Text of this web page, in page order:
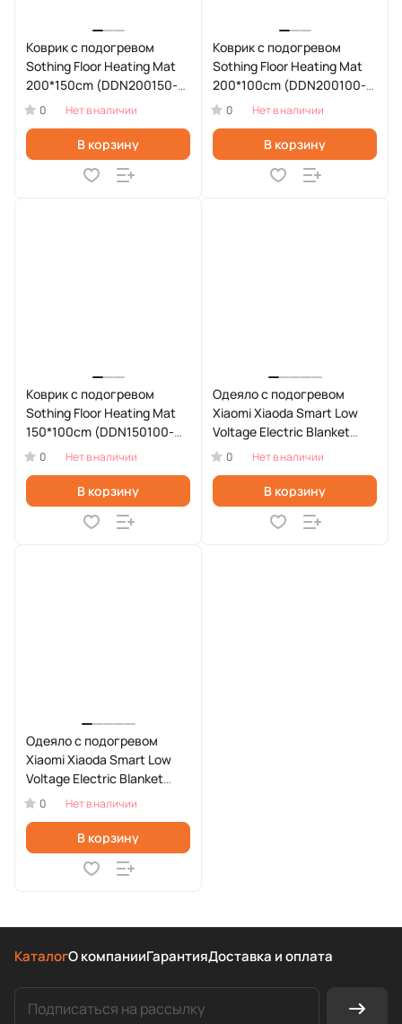
Коврик с подогревом
Sothing Floor Heating Mat
200*150cm (DDN200150-
R1140)
0 Нет в наличии
В корзину
Коврик с подогревом
Sothing Floor Heating Mat
200*100cm (DDN200100-
R760W)
0 Нет в наличии
В корзину
Коврик с подогревом
Sothing Floor Heating Mat
150*100cm (DDN150100-
R560W)
0 Нет в наличии
В корзину
Одеяло с подогревом
Xiaomi Xiaoda Smart Low
Voltage Electric Blanket
(HDDRT04-120W)
0 Нет в наличии
В корзину
Одеяло с подогревом
Xiaomi Xiaoda Smart Low
Voltage Electric Blanket
(HDDRT04-60W)
0 Нет в наличии
В корзину
КаталогО компанииГарантияДоставка и оплата